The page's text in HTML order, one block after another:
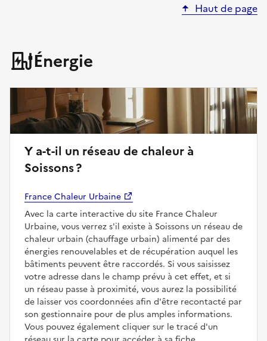
Haut de page
Énergie
Y a-t-il un réseau de chaleur à
Soissons ?
France Chaleur Urbaine
Avec la carte interactive du site France Chaleur
Urbaine, vous verrez s'il existe à Soissons un réseau de
chaleur urbain (chauffage urbain) alimenté par des
énergies renouvelables et de récupération auquel les
bâtiments peuvent être raccordés. Si vous saisissez
votre adresse dans le champ prévu à cet effet, et si
un réseau passe à proximité, vous aurez la possibilité
de laisser vos coordonnées afin d'être recontacté par
son gestionnaire pour de plus amples informations.
Vous pouvez également cliquer sur le tracé d'un